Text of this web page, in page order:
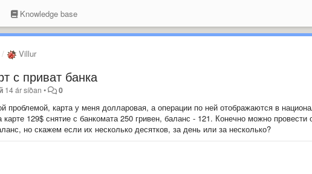
Knowledge base
Villur
с приват банка
14 ár síðan • 0
проблемой, карта у меня долларовая, а операции по ней отображаются в
129$ снятие с банкомата 250 гривен, баланс - 121. Конечно можно провести
но скажем если их несколько десятков, за день или за несколько?